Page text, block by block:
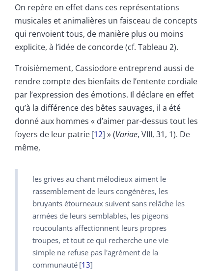
On repère en effet dans ces représentations
musicales et animalières un faisceau de concepts
qui renvoient tous, de manière plus ou moins
explicite, à l’idée de concorde (cf. Tableau 2).
Troisièmement, Cassiodore entreprend aussi de
rendre compte des bienfaits de l’entente cordiale
par l’expression des émotions. Il déclare en effet
qu’à la différence des bêtes sauvages, il a été
donné aux hommes « d’aimer par-dessus tout les
foyers de leur patrie 12 » (Variae, VIII, 31, 1). De
même,
les grives au chant mélodieux aiment le
rassemblement de leurs congénères, les
bruyants étourneaux suivent sans relâche les
armées de leurs semblables, les pigeons
roucoulants affectionnent leurs propres
troupes, et tout ce qui recherche une vie
simple ne refuse pas l'agrément de la
communauté 13